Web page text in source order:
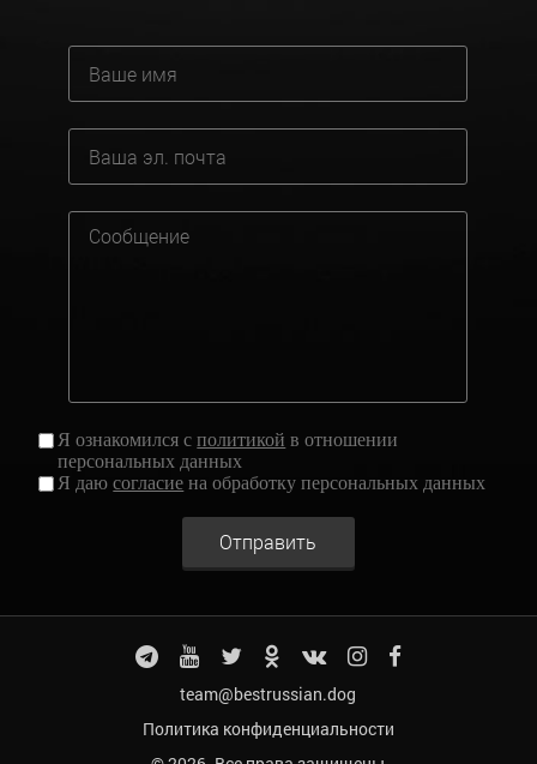
Я ознакомился сполитикой в отношении
персональных данных
Я даюсогласие на обработку персональных данных
Отправить
team@bestrussian.dog
Политика конфиденциальности